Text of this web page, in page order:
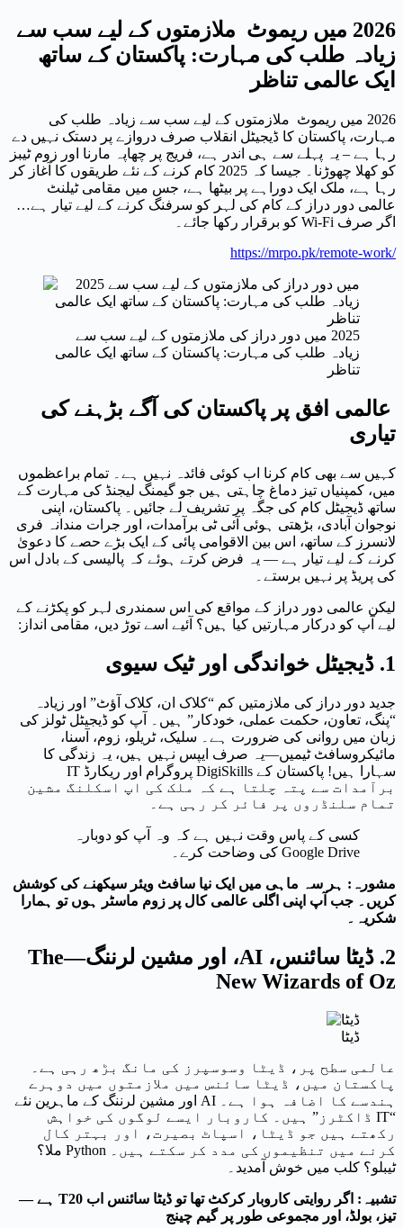
2026 میں ریموٹ ملازمتوں کے لیے سب سے
زیادہ طلب کی مہارت: پاکستان کے ساتھ
ایک عالمی تناظر
2026 میں ریموٹ ملازمتوں کے لیے سب سے زیادہ طلب کی
مہارت، پاکستان کا ڈیجیٹل انقلاب صرف دروازے پر دستک نہیں دے
رہا ہے – یہ پہلے سے ہی اندر ہے، فریج پر چھاپہ مارنا اور زوم ٹیبز
کو کھلا چھوڑنا۔ جیسا کہ 2025 کام کرنے کے نئے طریقوں کا آغاز کر
رہا ہے، ملک ایک دوراہے پر بیٹھا ہے، جس میں مقامی ٹیلنٹ
عالمی دور دراز کے کام کی لہر کو سرفنگ کرنے کے لیے تیار ہے…
اگر صرف Wi-Fi کو برقرار رکھا جائے۔
https://mrpo.pk/remote-work/
2025 میں دور دراز کی ملازمتوں کے لیے سب سے
زیادہ طلب کی مہارت: پاکستان کے ساتھ ایک عالمی
تناظر
عالمی افق پر پاکستان کی آگے بڑہنے کی
تیاری
کہیں سے بھی کام کرنا اب کوئی فائدہ نہیں ہے۔ تمام براعظموں
میں، کمپنیاں تیز دماغ چاہتی ہیں جو گیمنگ لیجنڈ کی مہارت کے
ساتھ ڈیجیٹل کام کی جگہ پر تشریف لے جائیں۔ پاکستان، اپنی
نوجوان آبادی، بڑھتی ہوئی آئی ٹی برآمدات، اور جرات مندانہ فری
لانسرز کے ساتھ، اس بین الاقوامی پائی کے ایک بڑے حصے کا دعویٰ
کرنے کے لیے تیار ہے — یہ فرض کرتے ہوئے کہ پالیسی کے بادل اس
کی پریڈ پر نہیں برستے۔
لیکن عالمی دور دراز کے مواقع کی اس سمندری لہر کو پکڑنے کے
لیے آپ کو درکار مہارتیں کیا ہیں؟ آئیے اسے توڑ دیں، مقامی انداز:
1. ڈیجیٹل خواندگی اور ٹیک سیوی
جدید دور دراز کی ملازمتیں کم “کلاک ان، کلاک آؤٹ” اور زیادہ
“پنگ، تعاون، حکمت عملی، خودکار” ہیں۔ آپ کو ڈیجیٹل ٹولز کی
زبان میں روانی کی ضرورت ہے۔ سلیک، ٹریلو، زوم، آسنا،
مائیکروسافٹ ٹیمیں—یہ صرف ایپس نہیں ہیں، یہ زندگی کا
سہارا ہیں! پاکستان کے DigiSkills پروگرام اور ریکارڈ IT
برآمدات سے پتہ چلتا ہے کہ ملک کی اپ اسکلنگ مشین
تمام سلنڈروں پر فائر کر رہی ہے۔
کسی کے پاس وقت نہیں ہے کہ وہ آپ کو دوبارہ
Google Drive کی وضاحت کرے۔
مشورہ: ہر سہ ماہی میں ایک نیا سافٹ ویئر سیکھنے کی کوشش
کریں۔ جب آپ اپنی اگلی عالمی کال پر زوم ماسٹر ہوں تو ہمارا
شکریہ۔
2. ڈیٹا سائنس، AI، اور مشین لرننگ—The
New Wizards of Oz
ڈیٹا
عالمی سطح پر، ڈیٹا وسوسپرز کی مانگ بڑھ رہی ہے۔
پاکستان میں، ڈیٹا سائنس میں ملازمتوں میں دوہرے
ہندسے کا اضافہ ہوا ہے۔ AI اور مشین لرننگ کے ماہرین نئے
“IT ڈاکٹرز” ہیں۔ کاروبار ایسے لوگوں کی خواہش
رکھتے ہیں جو ڈیٹا، اسپاٹ بصیرت، اور بہتر کال
کرنے میں تنظیموں کی مدد کر سکتے ہیں۔ Python ملا؟
ٹیبلو؟ کلب میں خوش آمدید۔
تشبیہ: اگر روایتی کاروبار کرکٹ تھا تو ڈیٹا سائنس اب T20 ہے —
تیز، بولڈ، اور مجموعی طور پر گیم چینج